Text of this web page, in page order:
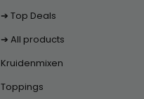
➔ Top Deals
➔ All products
Kruidenmixen
Toppings